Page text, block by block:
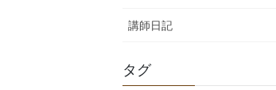
講師日記
タグ